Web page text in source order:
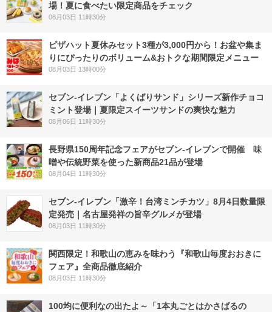
場！夏に食べたい限定商品をチェック
08月03日 11時30分
ピザハット夏休みセット3種が3,000円から！お盆や集ま
りにぴったりのボリューム&おトクな期間限定メニュー
08月03日 13時00分
セブン‐イレブン「よくばりサンド」シリーズ新作チョコ
ミント登場｜夏限定スイーツサンドの爽快な魅力
08月06日 11時30分
長野県150周年記念フェアがセブン-イレブンで開催 味
噌や伝統野菜を使った新商品21品が登場
08月04日 11時30分
セブン-イレブン「激辛！台湾ミンチカツ」8月4日数量限
定発売｜名古屋発祥の旨辛グルメが登場
08月03日 11時30分
関西限定！和歌山の恵みを味わう『和歌山毎度おおきに
フェア』全商品徹底紹介
08月03日 11時30分
100均に便利なの出たよ～「1本丸ごとはかさばるの